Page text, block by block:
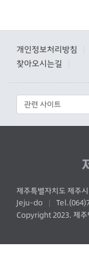
개인정보처리방침
찾아오시는길
제주특별자치도 제주
Jeju-do
Copyright 2023. 제